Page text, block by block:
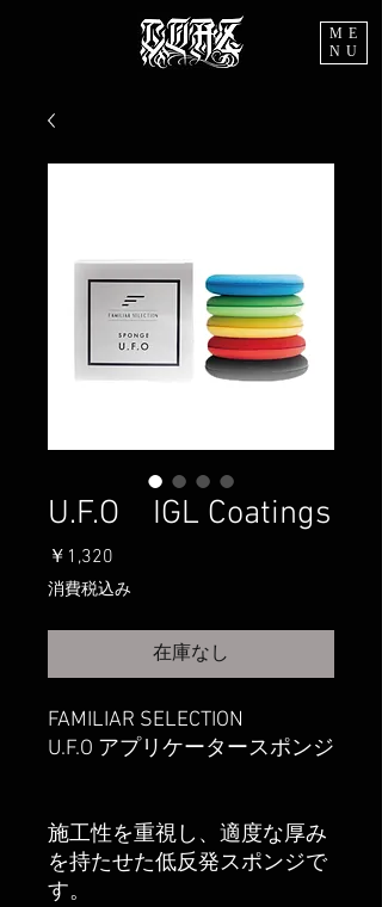
ME
NU
U.F.O IGL Coatings
￥1,320
格
消費税込み
在庫なし
FAMILIAR SELECTION
U.F.O アプリケータースポンジ
施工性を重視し、適度な厚み
を持たせた低反発スポンジで
す。